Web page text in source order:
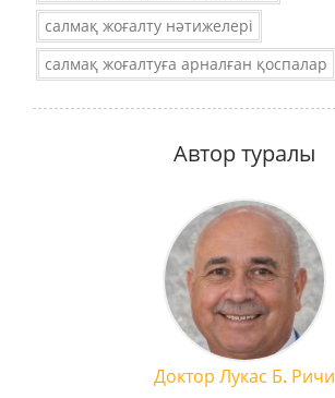
салмақ жоғалту нәтижелері
салмақ жоғалтуға арналған қоспалар
Автор туралы
Доктор Лукас Б. Ричи